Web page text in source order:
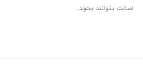
اصالت بتوانند بخرند..